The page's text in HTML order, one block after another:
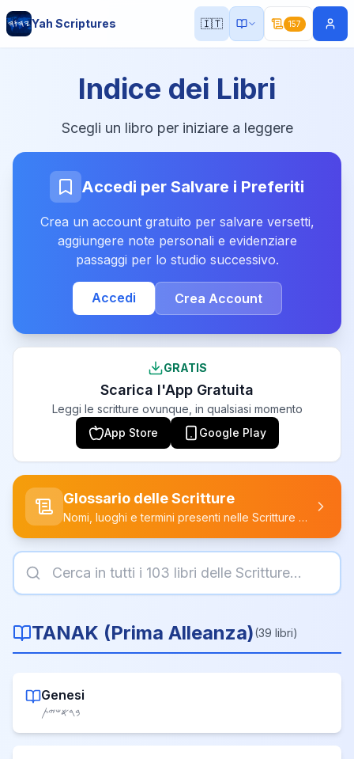
Yah Scriptures 🇮🇹 157
Indice dei Libri
Scegli un libro per iniziare a leggere
Accedi per Salvare i Preferiti
Crea un account gratuito per salvare versetti,
aggiungere note personali e evidenziare
passaggi per lo studio successivo.
Accedi Crea Account
GRATIS
Scarica l'App Gratuita
Leggi le scritture ovunque, in qualsiasi momento
App Store
Google Play
Glossario delle Scritture
Nomi, luoghi e termini presenti nelle Scritture — con i loro significati restaurati.
TANAK (Prima Alleanza)(39 libri)
Genesi
𐤁𐤓𐤀𐤔𐤉𐤕